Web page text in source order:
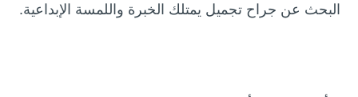
البحث عن جراح تجميل يمتلك الخبرة واللمسة الإبداعية.